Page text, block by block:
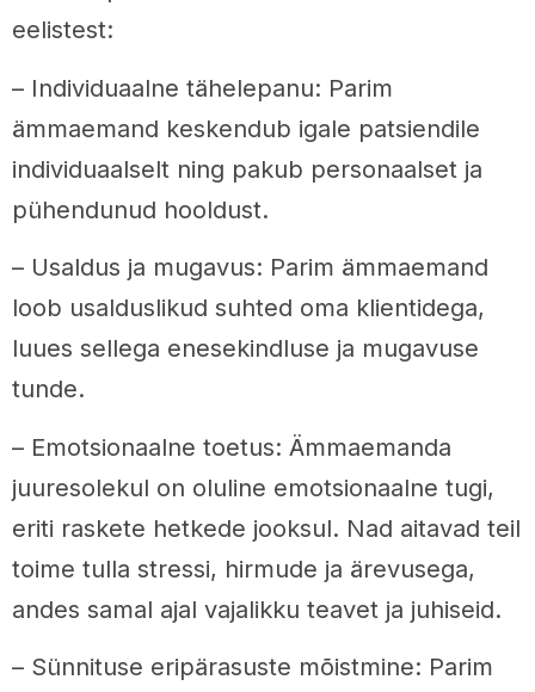
eelistest:
– Individuaalne tähelepanu: Parim
ämmaemand keskendub igale patsiendile
individuaalselt ning pakub personaalset ja
pühendunud hooldust.
– Usaldus ja mugavus: Parim ämmaemand
loob usalduslikud suhted oma klientidega,
luues sellega enesekindluse ja mugavuse
tunde.
– Emotsionaalne toetus: Ämmaemanda
juuresolekul on oluline emotsionaalne tugi,
eriti raskete hetkede jooksul. Nad aitavad teil
toime tulla stressi, hirmude ja ärevusega,
andes samal ajal vajalikku teavet ja juhiseid.
– Sünnituse eripärasuste mõistmine: Parim